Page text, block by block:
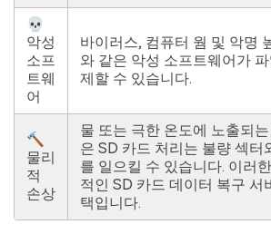
💀
악성
소프
트웨
어
바이러스, 컴퓨터 웜 및 악명
와 같은 악성 소프트웨어가
제할 수 있습니다.
🔨
물리
적
손상
물 또는 극한 온도에 노출되
은 SD 카드 처리는 불량 섹터
를 일으킬 수 있습니다. 이러
적인 SD 카드 데이터 복구 서
택입니다.